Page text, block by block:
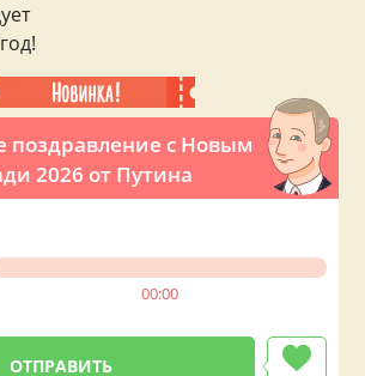
поздравление с Новым
2026 от Путина
00:00